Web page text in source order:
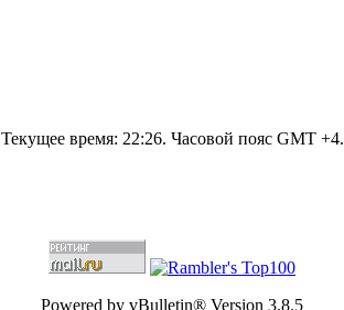
Текущее время: 22:26. Часовой пояс GMT +4.
Powered by vBulletin® Version 3.8.5